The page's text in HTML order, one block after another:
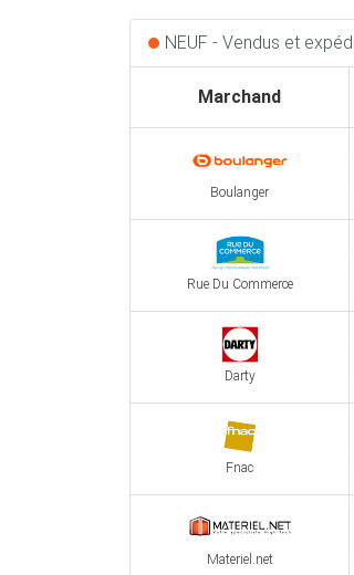
NEUF - Vendus et
Marchand
Boulanger
Rue Du Commerce
Darty
Fnac
Materiel.net